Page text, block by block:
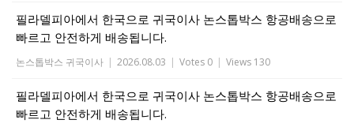
필라델피아에서 한국으로 귀국이사 논스톱박스 항공배송으로
빠르고 안전하게 배송됩니다.
논스톱박스 귀국이사 | 2026.08.03 | Votes 0 | Views 130
필라델피아에서 한국으로 귀국이사 논스톱박스 항공배송으로
빠르고 안전하게 배송됩니다.